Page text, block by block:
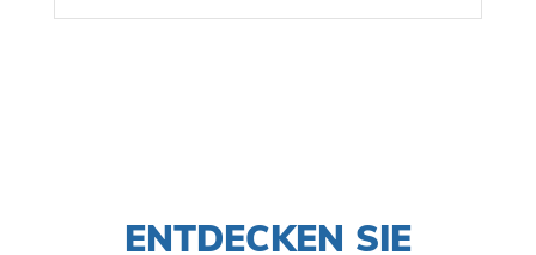
ENTDECKEN SIE